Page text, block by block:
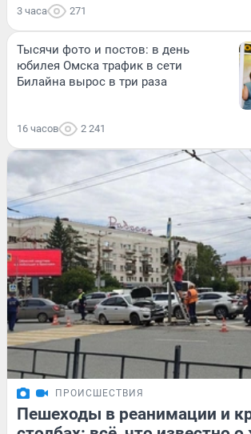
3 часа 271
Тысячи фото и постов: в день
юбилея Омска трафик в сети
Билайна вырос в три раза
16 часов 2 241
ПРОИСШЕСТВИЯ
Пешеходы в реанимации и